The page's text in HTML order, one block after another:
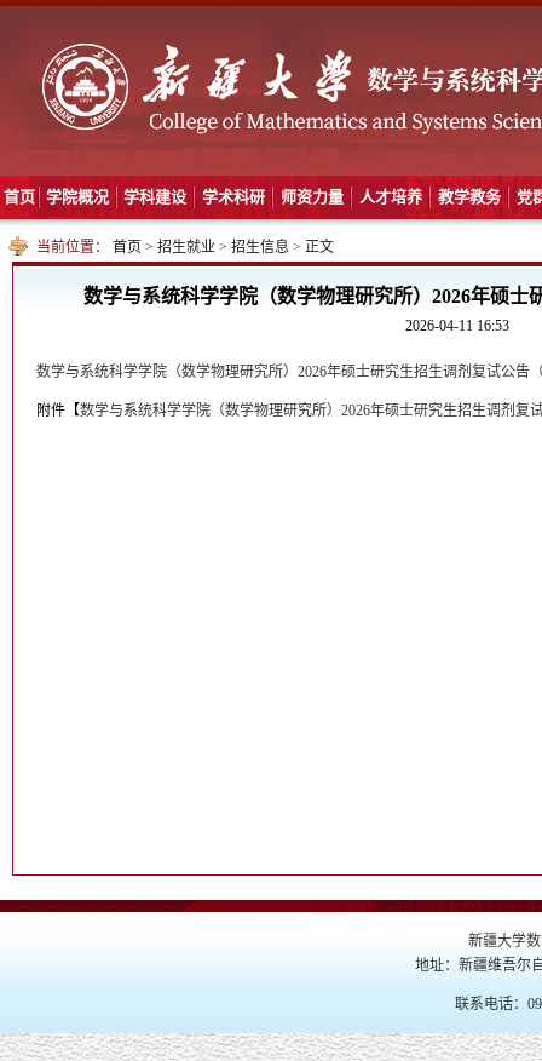
首页 学院概况 学科建设 学术科研 师资力量 人才培养 教学教务 党
当前位置： 首页 > 招生就业 > 招生信息 > 正文
数学与系统科学学院（数学物理研究所）2026年硕士
2026-04-11 16:53
数学与系统科学学院（数学物理研究所）2026年硕士研究生招生调剂复试公告
附件【数学与系统科学学院（数学物理研究所）2026年硕士研究生招生调剂复
新疆大学
地址：新疆维吾尔
联系电话：